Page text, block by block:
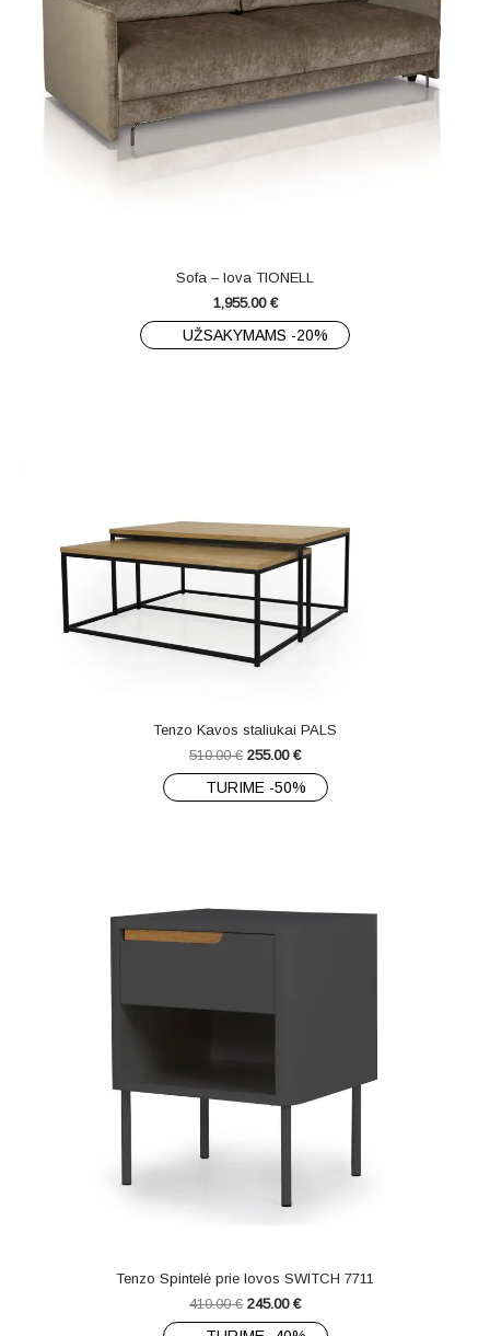
Sofa – lova TIONELL
1,955.00 €
UŽSAKYMAMS -20%
Tenzo Kavos staliukai PALS
510.00€ 255.00 €
TURIME -50%
Tenzo Spintelė prie lovos SWITCH 7711
410.00€ 245.00 €